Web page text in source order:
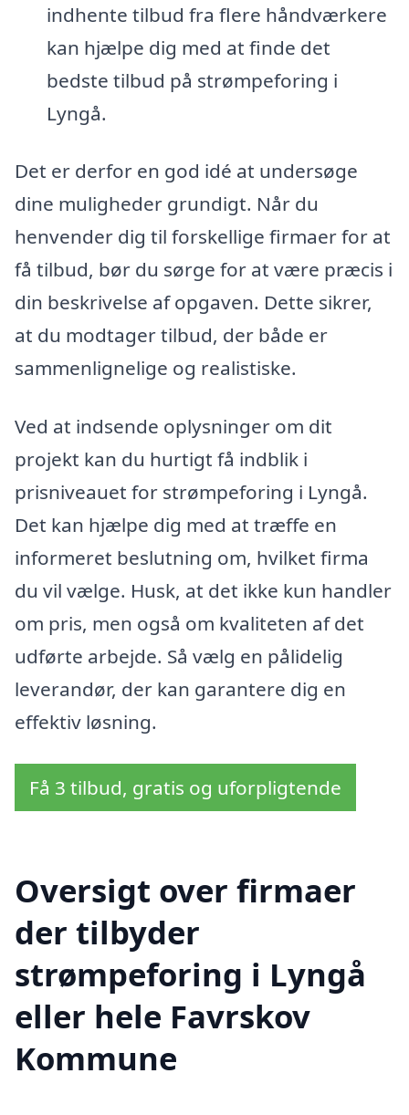
indhente tilbud fra flere håndværkere
kan hjælpe dig med at finde det
bedste tilbud på strømpeforing i
Lyngå.
Det er derfor en god idé at undersøge
dine muligheder grundigt. Når du
henvender dig til forskellige firmaer for at
få tilbud, bør du sørge for at være præcis i
din beskrivelse af opgaven. Dette sikrer,
at du modtager tilbud, der både er
sammenlignelige og realistiske.
Ved at indsende oplysninger om dit
projekt kan du hurtigt få indblik i
prisniveauet for strømpeforing i Lyngå.
Det kan hjælpe dig med at træffe en
informeret beslutning om, hvilket firma
du vil vælge. Husk, at det ikke kun handler
om pris, men også om kvaliteten af det
udførte arbejde. Så vælg en pålidelig
leverandør, der kan garantere dig en
effektiv løsning.
Få 3 tilbud, gratis og uforpligtende
Oversigt over firmaer
der tilbyder
strømpeforing i Lyngå
eller hele Favrskov
Kommune